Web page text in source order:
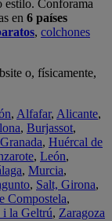
de privacidad